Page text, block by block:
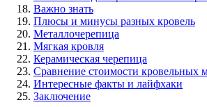
Важно знать
Плюсы и минусы разных кровель
Металлочерепица
Мягкая кровля
Керамическая черепица
Сравнение стоимости кровельных
Интересные факты и лайфхаки
Заключение